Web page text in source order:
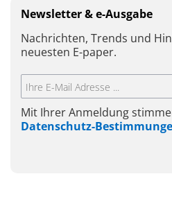
Newsletter & e-Ausgabe
Nachrichten, Trends und
neuesten E-paper.
Mit Ihrer Anmeldung
Datenschutz-